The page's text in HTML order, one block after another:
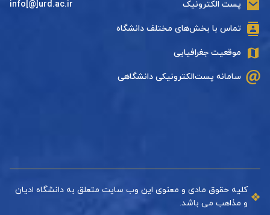
پست الکترونیک info[@]urd.ac.ir
تماس با بخش‌های مختلف دانشگاه
موقعیت جغرافیایی
سامانه پست‌الکترونیکی دانشگاهی
کلیه حقوق مادی و معنوی این وب سایت متعلق به دانشگاه ادیان
و مذاهب می باشد.